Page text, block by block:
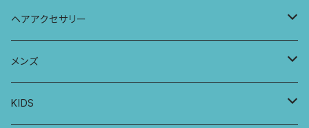
レギンス
バブーチャ
スリップワンピース
ビルヘンワンピース
半袖ワンピース
ブラ
ヨガトップ
カシュクールブラ
ショーツ
プレーンショーツ
ヘアアクセサリー
リボンシュシュ
シュシュ
メンズ
メンズボクサー
KIDS